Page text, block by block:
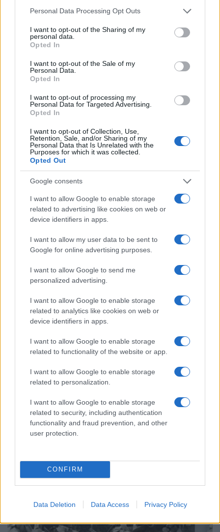
Please note that this website/app uses one or more Google
not limited to your visit or usage behaviour. You may click to
grant or deny consent to Google and its third-party tags to
use your data for below specified purposes in below Google
consent section.
Personal Data Processing Opt Outs
I want to opt-out of the Sharing of my
personal data.
Opted In
I want to opt-out of the Sale of my
Personal Data.
Opted In
I want to opt-out of processing my
Personal Data for Targeted Advertising.
Opted In
I want to opt-out of Collection, Use,
Retention, Sale, and/or Sharing of my
Personal Data that Is Unrelated with the
Purposes for which it was collected.
Opted Out
Google consents
I want to allow Google to enable storage
related to advertising like cookies on web or
device identifiers in apps.
I want to allow my user data to be sent to
Google for online advertising purposes.
I want to allow Google to send me
personalized advertising.
I want to allow Google to enable storage
related to analytics like cookies on web or
device identifiers in apps.
I want to allow Google to enable storage
related to functionality of the website or app.
I want to allow Google to enable storage
related to personalization.
I want to allow Google to enable storage
related to security, including authentication
functionality and fraud prevention, and other
user protection.
CONFIRM
Data Deletion Data Access Privacy Policy
ΕΛΛΑΔΑ
Σέρρες: Δύο νεκροί μετά από μετωπική
σύγκρουση ΙΧ με φορτηγό στην Παλαιοκώμη
ΕΛΛΑΔΑ
Υπόθεση Marfin: Στον εισαγγελέα σήμερα η
46χρονη που εκδόθηκε από τη Βρετανία
Καιρός: Έως 38 βαθμούς η θερμοκρασία – Πού
αναμένονται βροχές και καταιγίδες